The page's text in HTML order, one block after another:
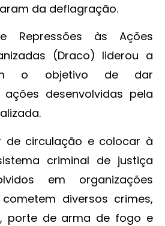
da deflagração.
Repressões às Ações
(Draco) liderou a
o objetivo de dar
desenvolvidas pela
de circulação e colocar à
criminal de justiça
em organizações
diversos crimes,
porte de arma de fogo e